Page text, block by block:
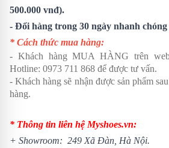
500.000 vnđ).
- Đổi hàng trong 30 ngày nhanh chóng
* Cách thức mua hàng:
- Khách hàng MUA HÀNG trên
Hotline: 0973 711 868 để được tư vấn.
- Khách hàng sẽ nhận được sản phẩm
hàng.
* Thông tin liên hệ Myshoes.vn:
+ Showroom: 249 Xã Đàn, Hà Nội.